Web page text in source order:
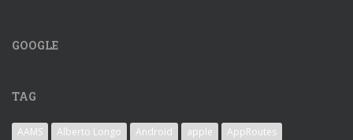
GOOGLE
TAG
AAMS Alberto Longo Android apple
AppRoutes